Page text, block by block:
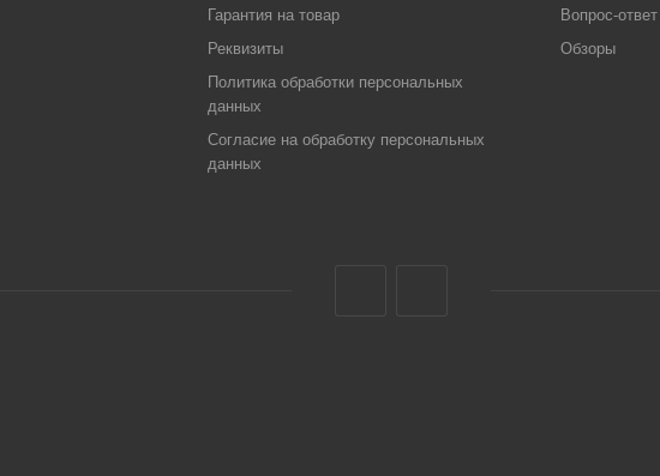
Гарантия на товар
Реквизиты
Политика обработки персональных
данных
Согласие на обработку персональных
данных
Вопрос-ответ
Обзоры